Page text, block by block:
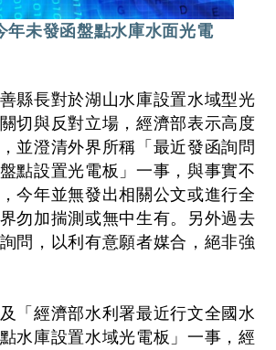
年未發函盤點水庫水面光電
縣長對於湖山水庫設置水域型光
切與反對立場，經濟部表示高度
並澄清外界所稱「最近發函詢問
點設置光電板」一事，與事實不
今年並無發出相關公文或進行全
勿加揣測或無中生有。另外過去
問，以利有意願者媒合，絕非強
「經濟部水利署最近行文全國水
水庫設置水域光電板」一事，經